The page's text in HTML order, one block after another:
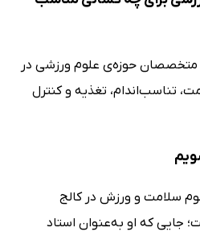
متخصصان حوزه‌ی علوم ورزشی در
تناسب‌اندام، تغذیه و کنترل
سلامت و ورزش در کالج
جایی که او به‌عنوان استاد